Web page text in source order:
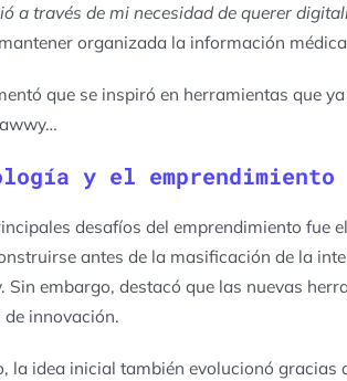
a través de mi necesidad de querer
organizada la información
que se inspiró en herramientas que
y el emprendimiento
desafíos del emprendimiento fue el
antes de la masificación de la
Sin embargo, destacó que las nuevas
innovación.
la idea inicial también evolucionó gracias